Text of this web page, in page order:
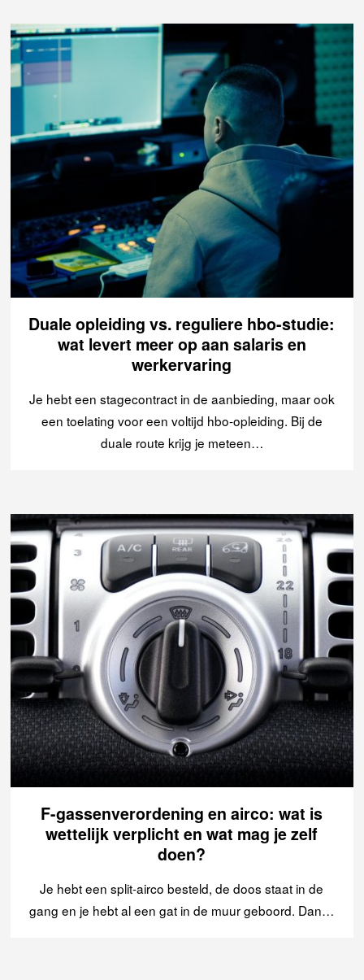
Duale opleiding vs. reguliere hbo-studie:
wat levert meer op aan salaris en
werkervaring
Je hebt een stagecontract in de aanbieding, maar ook
een toelating voor een voltijd hbo-opleiding. Bij de
duale route krijg je meteen…
F-gassenverordening en airco: wat is
wettelijk verplicht en wat mag je zelf
doen?
Je hebt een split-airco besteld, de doos staat in de
gang en je hebt al een gat in de muur geboord. Dan…